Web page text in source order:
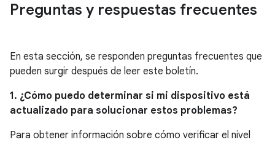
Preguntas y respuestas frecuentes
En esta sección, se responden preguntas frecuentes que
pueden surgir después de leer este boletín.
1. ¿Cómo puedo determinar si mi dispositivo está
actualizado para solucionar estos problemas?
Para obtener información sobre cómo verificar el nivel